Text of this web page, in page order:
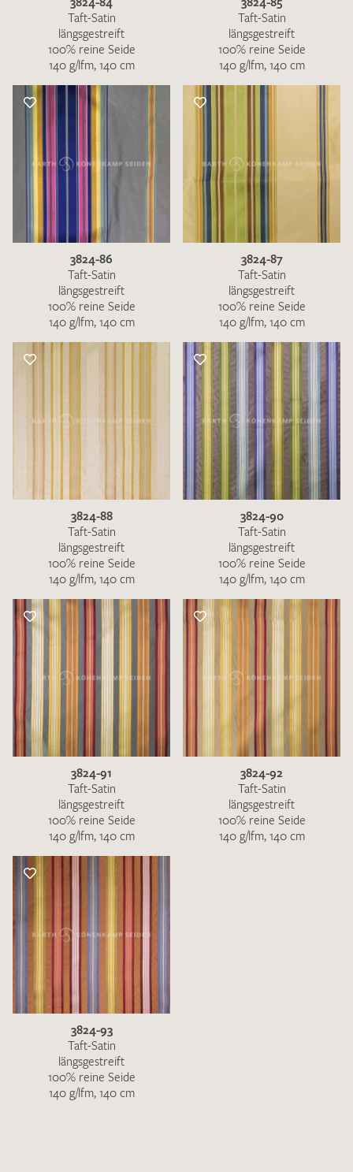
Taft-Satin
längsgestreift
100% reine Seide
140 g/lfm, 140 cm
Taft-Satin
längsgestreift
100% reine Seide
140 g/lfm, 140 cm
3824-86
Taft-Satin
längsgestreift
100% reine Seide
140 g/lfm, 140 cm
3824-87
Taft-Satin
längsgestreift
100% reine Seide
140 g/lfm, 140 cm
3824-88
Taft-Satin
längsgestreift
100% reine Seide
140 g/lfm, 140 cm
3824-90
Taft-Satin
längsgestreift
100% reine Seide
140 g/lfm, 140 cm
3824-91
Taft-Satin
längsgestreift
100% reine Seide
140 g/lfm, 140 cm
3824-92
Taft-Satin
längsgestreift
100% reine Seide
140 g/lfm, 140 cm
3824-93
Taft-Satin
längsgestreift
100% reine Seide
140 g/lfm, 140 cm